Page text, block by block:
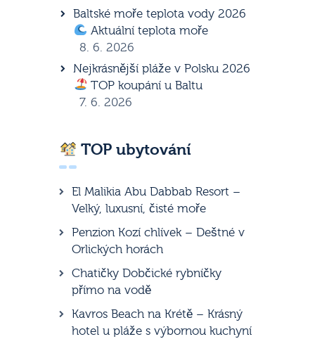
Baltské moře teplota vody 2026
Aktuální teplota moře
8. 6. 2026
Nejkrásnější pláže v Polsku 2026
TOP koupání u Baltu
7. 6. 2026
TOP ubytování
El Malikia Abu Dabbab Resort –
Velký, luxusní, čisté moře
Penzion Kozí chlívek – Deštné v
Orlických horách
Chatičky Dobčické rybníčky
přímo na vodě
Kavros Beach na Krétě – Krásný
hotel u pláže s výbornou kuchyní